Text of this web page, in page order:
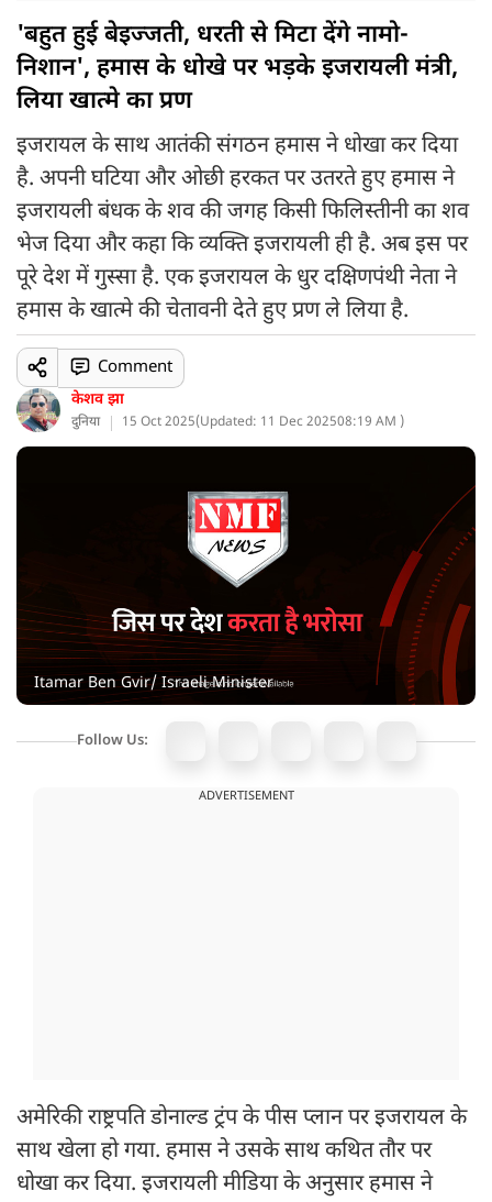
'बहुत हुई बेइज्जती, धरती से मिटा देंगे नामो-
निशान', हमास के धोखे पर भड़के इजरायली मंत्री,
लिया खात्मे का प्रण
इजरायल के साथ आतंकी संगठन हमास ने धोखा कर दिया
है. अपनी घटिया और ओछी हरकत पर उतरते हुए हमास ने
इजरायली बंधक के शव की जगह किसी फिलिस्तीनी का शव
भेज दिया और कहा कि व्यक्ति इजरायली ही है. अब इस पर
पूरे देश में गुस्सा है. एक इजरायल के धुर दक्षिणपंथी नेता ने
हमास के खात्मे की चेतावनी देते हुए प्रण ले लिया है.
केशव झा
दुनिया 15 Oct 2025(Updated: 11 Dec 202508:19 AM )
Comment
Itamar Ben Gvir/ Israeli Minister
Follow Us:
ADVERTISEMENT
अमेरिकी राष्ट्रपति डोनाल्ड ट्रंप के पीस प्लान पर इजरायल के
साथ खेला हो गया. हमास ने उसके साथ कथित तौर पर
धोखा कर दिया. इजरायली मीडिया के अनुसार हमास ने